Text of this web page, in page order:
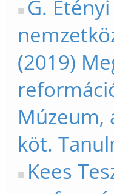
G.
(2019)
Múzeum,
köt.
Kees